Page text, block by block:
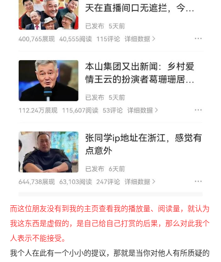
而这位朋友没有到我的主页查看我的播放量、阅读量，就认为
我这东西是虚假的，是自己给自己打赏的后果，那么对此我个
人表示不能接受。
我个人在此有一个小小的提议，那就是当你对他人有所质疑的